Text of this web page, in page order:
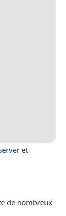
et
de nombreux